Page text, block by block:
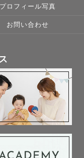
プロフィール写真
お問い合わせ